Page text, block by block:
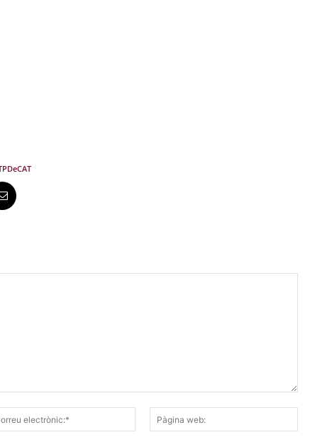
PDeCAT
Correu
electrònic:*
web: